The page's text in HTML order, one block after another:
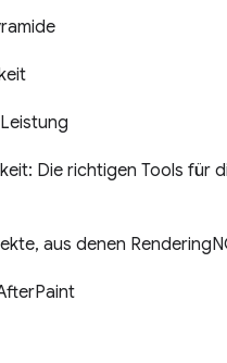
Die richtigen Tools für
aus denen